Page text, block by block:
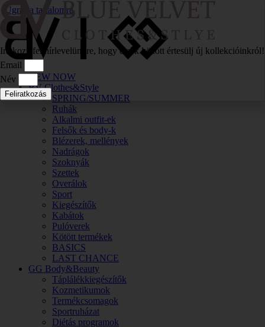
Ugrás a tartalomra
NEW NOW
BV Clothes&Style
SPRING/SUMMER
Ruhák
Alkalmi outfit-ek
Felsők és body-k
Blézerek, mellények
Nadrágok
Szoknyák
Szettek
Overálok
Sport
Kiegészítők
Kabátok
Pulóverek
Kötött termékek
BASICS
LAST CHANCE
GG Body&Beauty
Táplálékkiegészítők
Kozmetikumok
Termékcsomagok
Sportruházat
Diétás programok
Iratkozz fel hírlevelünkre, hogy elsők között értesülj új kollekcióinkról!
Email
Név
Feliratkozás